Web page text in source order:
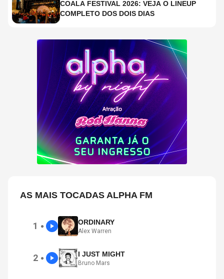
COALA FESTIVAL 2026: VEJA O LINEUP
COMPLETO DOS DOIS DIAS
AS MAIS TOCADAS ALPHA FM
1 ● ORDINARY
Alex Warren
2 ● I JUST MIGHT
Bruno Mars